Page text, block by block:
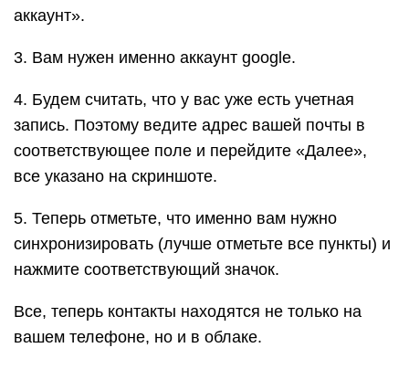
аккаунт».
3. Вам нужен именно аккаунт google.
4. Будем считать, что у вас уже есть учетная
запись. Поэтому ведите адрес вашей почты в
соответствующее поле и перейдите «Далее»,
все указано на скриншоте.
5. Теперь отметьте, что именно вам нужно
синхронизировать (лучше отметьте все пункты) и
нажмите соответствующий значок.
Все, теперь контакты находятся не только на
вашем телефоне, но и в облаке.